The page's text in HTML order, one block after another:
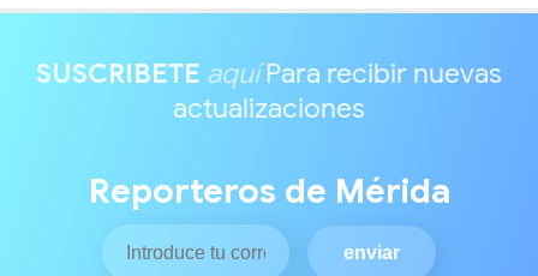
SUSCRIBETE aquíPara recibir nuevas
actualizaciones
Reporteros de Mérida